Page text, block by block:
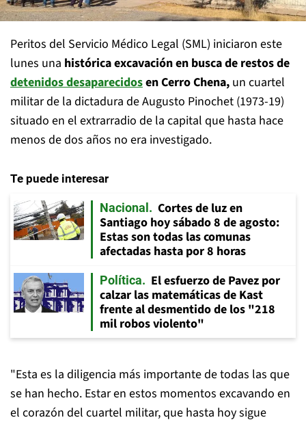
Peritos del Servicio Médico Legal (SML) iniciaron este
lunes una histórica excavación en busca de restos de
detenidos desaparecidosen Cerro Chena, un cuartel
militar de la dictadura de Augusto Pinochet (1973-19)
situado en el extrarradio de la capital que hasta hace
menos de dos años no era investigado.
Te puede interesar
Nacional
Cortes de luz en
Santiago hoy sábado 8 de agosto:
Estas son todas las comunas
afectadas hasta por 8 horas
Política
El esfuerzo de Pavez por
calzar las matemáticas de Kast
frente al desmentido de los "218
mil robos violento"
"Esta es la diligencia más importante de todas las que
se han hecho. Estar en estos momentos excavando en
el corazón del cuartel militar, que hasta hoy sigue